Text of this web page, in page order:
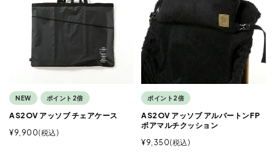
NEW ポイント2倍
AS2OV アッソブ チェアケース
¥9,900 税込
ポイント2倍
AS2OV アッソブ アルバートンFP
ボアマルチクッション
¥9,350 税込